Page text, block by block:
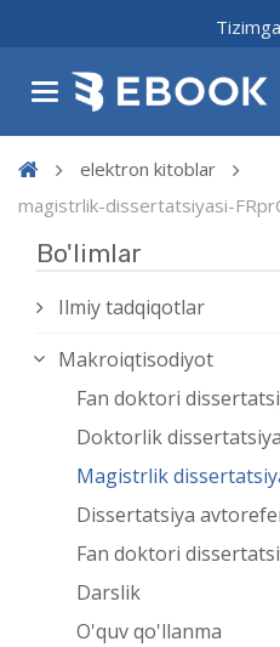
elektron kitoblar
magistrlik-dissertatsiyasi-
Bo'limlar
Ilmiy tadqiqotlar
Makroiqtisodiyot
Fan doktori
Doktorlik
Magistrlik
Dissertatsiya
Fan doktori
Darslik
O'quv qo'llanma